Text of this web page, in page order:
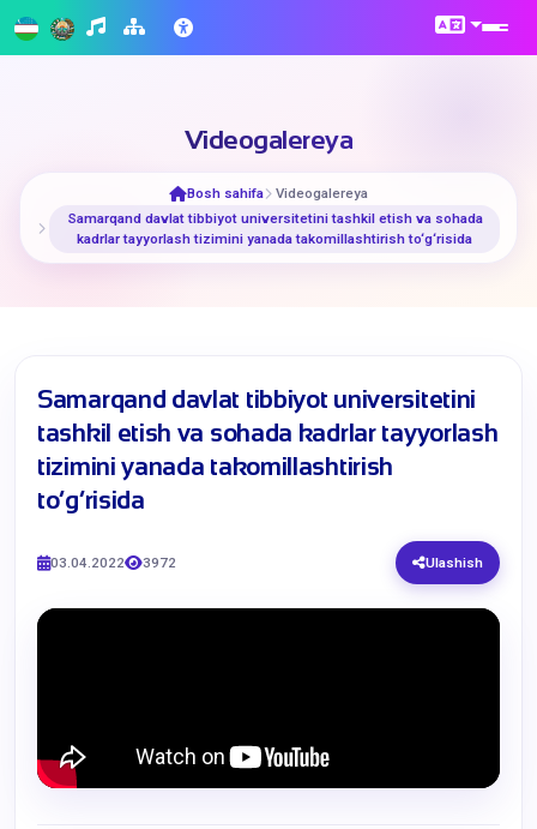
Videogalereya
Bosh sahifa
Videogalereya
Samarqand davlat tibbiyot universitetini tashkil etish va sohada
kadrlar tayyorlash tizimini yanada takomillashtirish to‘g‘risida
Samarqand davlat tibbiyot universitetini
tashkil etish va sohada kadrlar tayyorlash
tizimini yanada takomillashtirish
to‘g‘risida
03.04.2022 3972 Ulashish